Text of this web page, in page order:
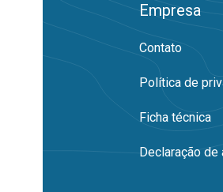
Empresa
Contato
Política de
Ficha técnica
Declaração